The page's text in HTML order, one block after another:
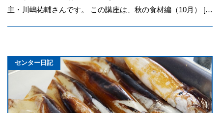
主・川嶋祐輔さんです。 この講座は、秋の食材編（10月） […
センター日記